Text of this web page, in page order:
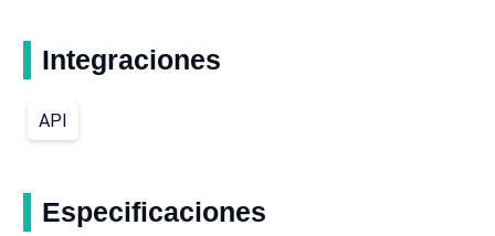
Integraciones
API
Especificaciones